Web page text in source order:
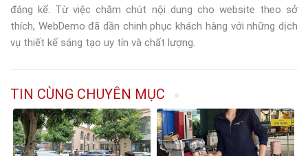
đáng kể. Từ việc chăm chút nội dung cho website theo sở
thích, WebDemo đã dần chinh phục khách hàng với những dịch
vụ thiết kế sáng tạo uy tín và chất lượng.
TIN CÙNG CHUYÊN MỤC